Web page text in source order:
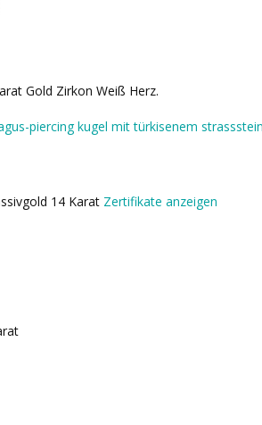
Gold Zirkon Weiß Herz.
piercing kugel mit türkisenem strassstein
14 Karat Zertifikate anzeigen